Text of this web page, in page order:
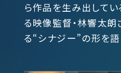
ら作品を生み出して
る映像監督・林響太朗
る“シナジー”の形を語